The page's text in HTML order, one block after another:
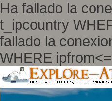
Ha fallado la
t_ipcountry
fallado la
WHERE